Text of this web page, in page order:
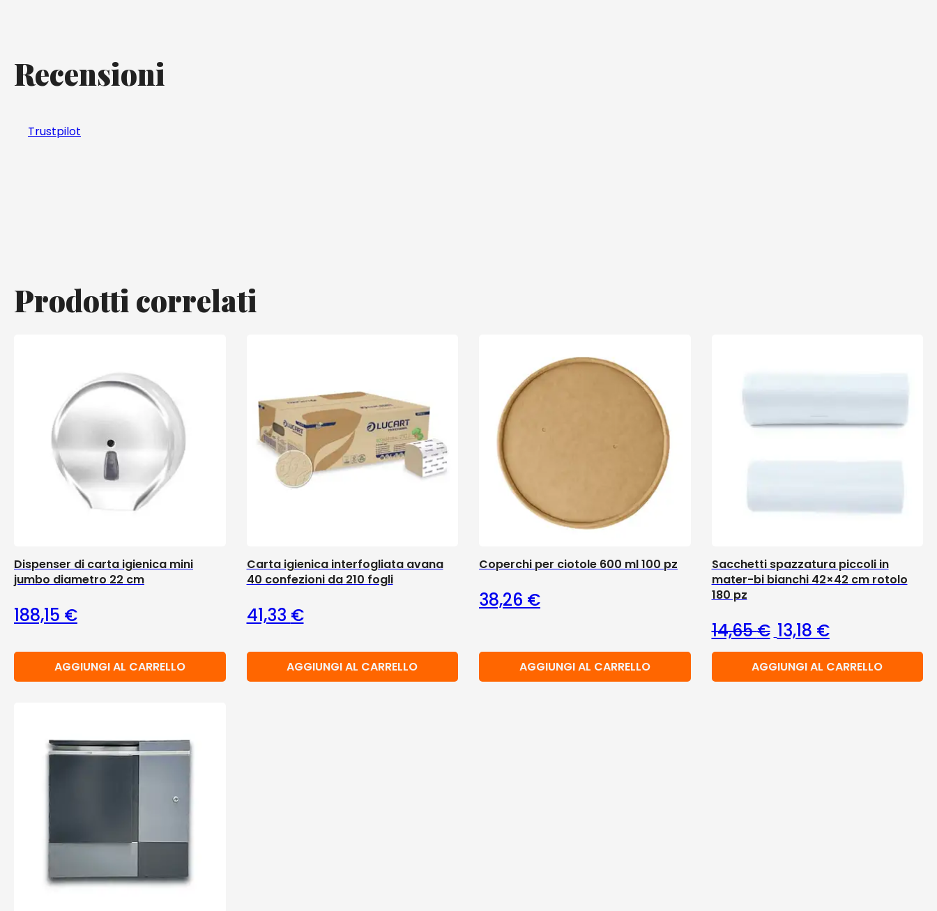
Recensioni
Trustpilot
Prodotti correlati
Dispenser di carta igienica mini
jumbo diametro 22 cm
188,15 €
AGGIUNGI AL CARRELLO
Carta igienica interfogliata avana
40 confezioni da 210 fogli
41,33 €
AGGIUNGI AL CARRELLO
Coperchi per ciotole 600 ml 100 pz
38,26 €
AGGIUNGI AL CARRELLO
Sacchetti spazzatura piccoli in
mater-bi bianchi 42×42 cm rotolo
180 pz
14,65€ Il prezzo originale era:
13,18 €Il prezzo attuale
AGGIUNGI AL CARRELLO